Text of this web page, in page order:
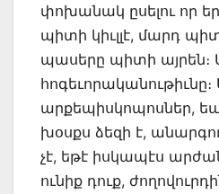
փոխանակ ըսելու որ
պիտի կիւլլէ, մարդ
պասերը պիտի այրեն։
հոգեւորականութիւնը։
արքեպիսկոպոսներ,
խօսքս ձեզի է,
չէ, եթէ իսկապէս
ունիք դուք,